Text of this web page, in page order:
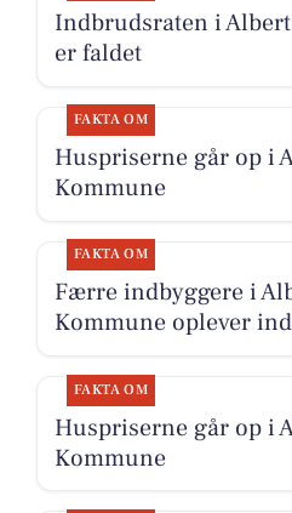
Indbrudsraten i
er faldet
FAKTA OM
Huspriserne går op i
Kommune
FAKTA OM
Færre indbyggere i
Kommune oplever
FAKTA OM
Huspriserne går op i
Kommune